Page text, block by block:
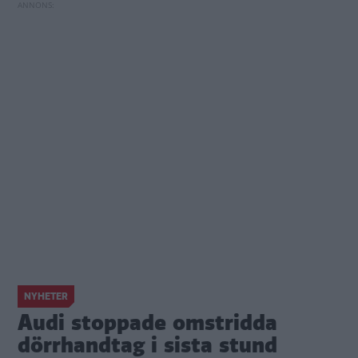
NYHETER
Audi stoppade omstridda
dörrhandtag i sista stund